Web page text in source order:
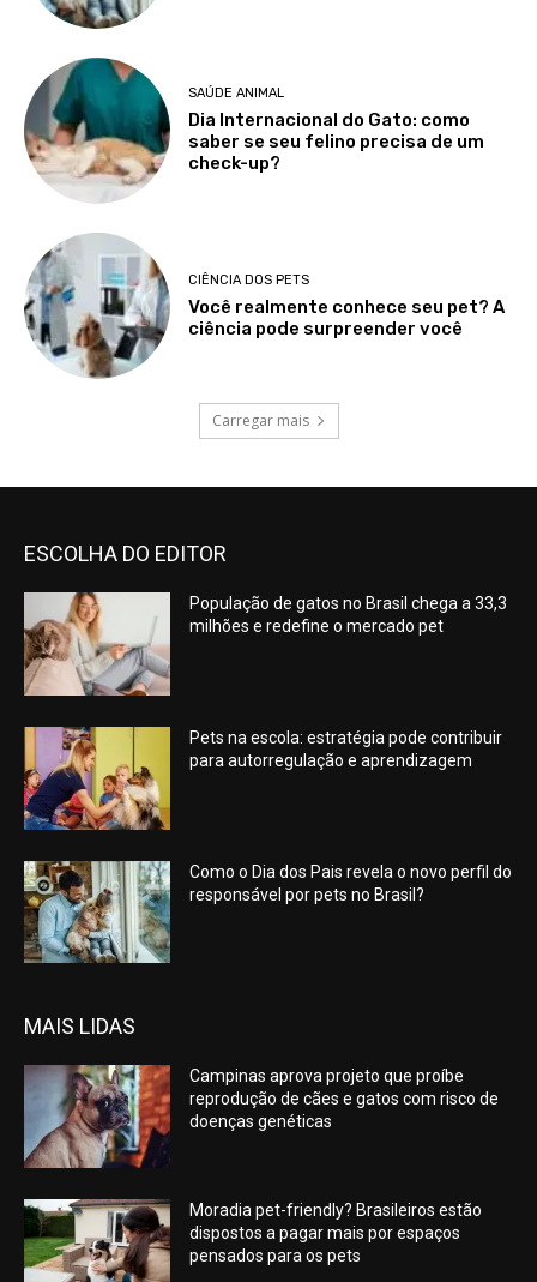
SAÚDE ANIMAL
Dia Internacional do Gato: como
saber se seu felino precisa de um
check-up?
CIÊNCIA DOS PETS
Você realmente conhece seu pet? A
ciência pode surpreender você
Carregar mais
ESCOLHA DO EDITOR
População de gatos no Brasil chega a 33,3
milhões e redefine o mercado pet
Pets na escola: estratégia pode contribuir
para autorregulação e aprendizagem
Como o Dia dos Pais revela o novo perfil do
responsável por pets no Brasil?
MAIS LIDAS
Campinas aprova projeto que proíbe
reprodução de cães e gatos com risco de
doenças genéticas
Moradia pet-friendly? Brasileiros estão
dispostos a pagar mais por espaços
pensados para os pets